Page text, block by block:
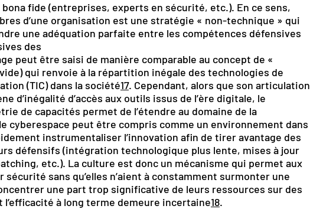
fide (entreprises, experts en sécurité, etc.). En ce sens,
d’une organisation est une stratégie « non-technique » qui
une adéquation parfaite entre les compétences défensives
des
peut être saisi de manière comparable au concept de «
qui renvoie à la répartition inégale des technologies de
(TIC) dans la société17. Cependant, alors que son articulation
d’inégalité d’accès aux outils issus de l’ère digitale, le
de capacités permet de l’étendre au domaine de la
cyberespace peut être compris comme un environnement dans
instrumentaliser l’innovation afin de tirer avantage des
défensifs (intégration technologique plus lente, mises à jour
etc.). La culture est donc un mécanisme qui permet aux
sans qu’elles n’aient à constamment surmonter une
une part trop significative de leurs ressources sur des
à long terme demeure incertaine18.